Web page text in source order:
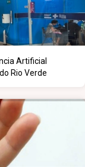
Artificial
Rio Verde